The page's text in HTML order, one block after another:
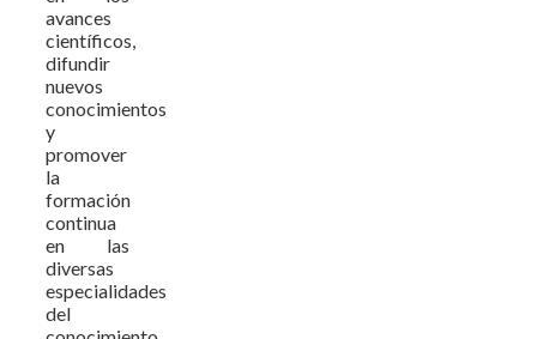
avances
científicos,
difundir
nuevos
conocimientos
y
promover
la
formación
continua
en las
diversas
especialidades
del